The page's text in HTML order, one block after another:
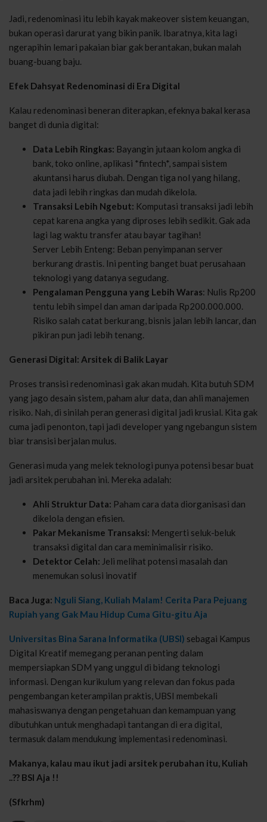
Jadi, redenominasi itu lebih kayak makeover sistem keuangan,
bukan operasi darurat yang bikin panik. Ibaratnya, kita lagi
ngerapihin lemari pakaian biar gak berantakan, bukan malah
buang-buang baju.
Efek Dahsyat Redenominasi di Era Digital
Kalau redenominasi beneran diterapkan, efeknya bakal kerasa
banget di dunia digital:
Data Lebih Ringkas: Bayangin jutaan kolom angka di
bank, toko online, aplikasi *fintech*, sampai sistem
akuntansi harus diubah. Dengan tiga nol yang hilang,
data jadi lebih ringkas dan mudah dikelola.
Transaksi Lebih Ngebut: Komputasi transaksi jadi lebih
cepat karena angka yang diproses lebih sedikit. Gak ada
lagi lag waktu transfer atau bayar tagihan!
Server Lebih Enteng: Beban penyimpanan server
berkurang drastis. Ini penting banget buat perusahaan
teknologi yang datanya segudang.
Pengalaman Pengguna yang Lebih Waras: Nulis Rp200
tentu lebih simpel dan aman daripada Rp200.000.000.
Risiko salah catat berkurang, bisnis jalan lebih lancar, dan
pikiran pun jadi lebih tenang.
Generasi Digital: Arsitek di Balik Layar
Proses transisi redenominasi gak akan mudah. Kita butuh SDM
yang jago desain sistem, paham alur data, dan ahli manajemen
risiko. Nah, di sinilah peran generasi digital jadi krusial. Kita gak
cuma jadi penonton, tapi jadi developer yang ngebangun sistem
biar transisi berjalan mulus.
Generasi muda yang melek teknologi punya potensi besar buat
jadi arsitek perubahan ini. Mereka adalah:
Ahli Struktur Data: Paham cara data diorganisasi dan
dikelola dengan efisien.
Pakar Mekanisme Transaksi: Mengerti seluk-beluk
transaksi digital dan cara meminimalisir risiko.
Detektor Celah: Jeli melihat potensi masalah dan
menemukan solusi inovatif
Baca Juga: Nguli Siang, Kuliah Malam! Cerita Para Pejuang
Rupiah yang Gak Mau Hidup Cuma Gitu-gitu Aja
Universitas Bina Sarana Informatika (UBSI) sebagai Kampus
Digital Kreatif memegang peranan penting dalam
mempersiapkan SDM yang unggul di bidang teknologi
informasi. Dengan kurikulum yang relevan dan fokus pada
pengembangan keterampilan praktis, UBSI membekali
mahasiswanya dengan pengetahuan dan kemampuan yang
dibutuhkan untuk menghadapi tantangan di era digital,
termasuk dalam mendukung implementasi redenominasi.
Makanya, kalau mau ikut jadi arsitek perubahan itu, Kuliah
..?? BSI Aja !!
(Sfkrhm)